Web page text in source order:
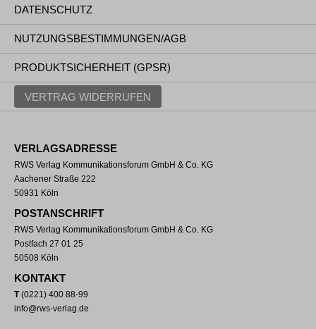
DATENSCHUTZ
NUTZUNGSBESTIMMUNGEN/AGB
PRODUKTSICHERHEIT (GPSR)
VERTRAG WIDERRUFEN
VERLAGSADRESSE
RWS Verlag Kommunikationsforum GmbH & Co. KG
Aachener Straße 222
50931 Köln
POSTANSCHRIFT
RWS Verlag Kommunikationsforum GmbH & Co. KG
Postfach 27 01 25
50508 Köln
KONTAKT
T(0221) 400 88-99
info@rws-verlag.de